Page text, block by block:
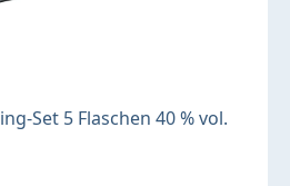
Set 5 Flaschen 40 % vol.